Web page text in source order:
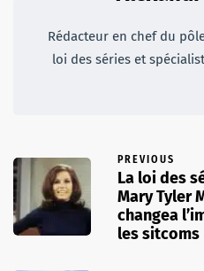
Rédacteur en chef du
loi des séries et
PREVIOUS
La loi des
Mary Tyler
changea
les sitcoms